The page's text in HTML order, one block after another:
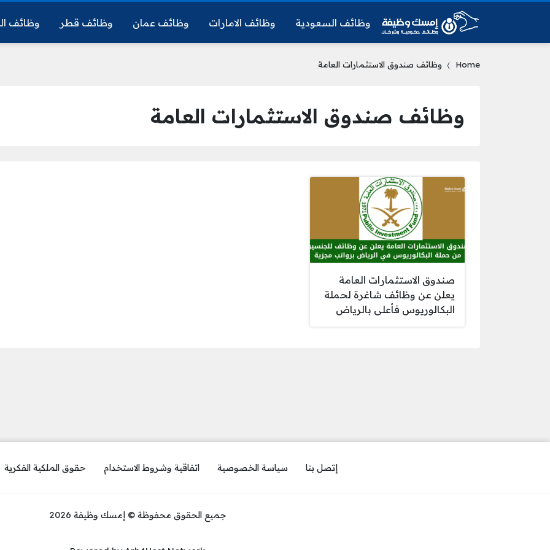
وظائف السعودية وظائف الامارات وظائف عمان وظائف قطر وظائف
Home وظائف صندوق الاستثمارات العامة
وظائف صندوق الاستثمارات العامة
صندوق الاستثمارات العامة
يعلن عن وظائف شاغرة لحملة
البكالوريوس فأعلى بالرياض
إتصل بنا سياسة الخصوصية اتفاقية وشروط الاستخدام حقوق الملكية الفكرية
جميع الحقوق محفوظة © إمسك وظيفة 2026